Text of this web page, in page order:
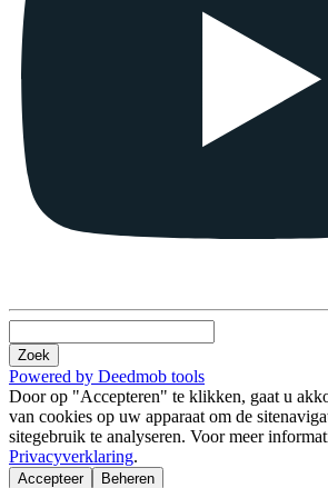
Zoek
Powered by Deedmob tools
Door op "Accepteren" te klikken, gaat u
van cookies op uw apparaat om de
sitegebruik te analyseren. Voor meer
Privacyverklaring.
Accepteer Beheren